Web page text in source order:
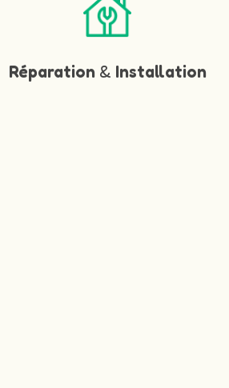
Réparation & Installation